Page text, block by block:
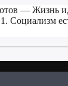
— Жизнь